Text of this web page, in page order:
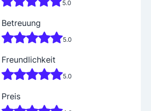
5.0
Betreuung
5.0
Freundlichkeit
5.0
Preis